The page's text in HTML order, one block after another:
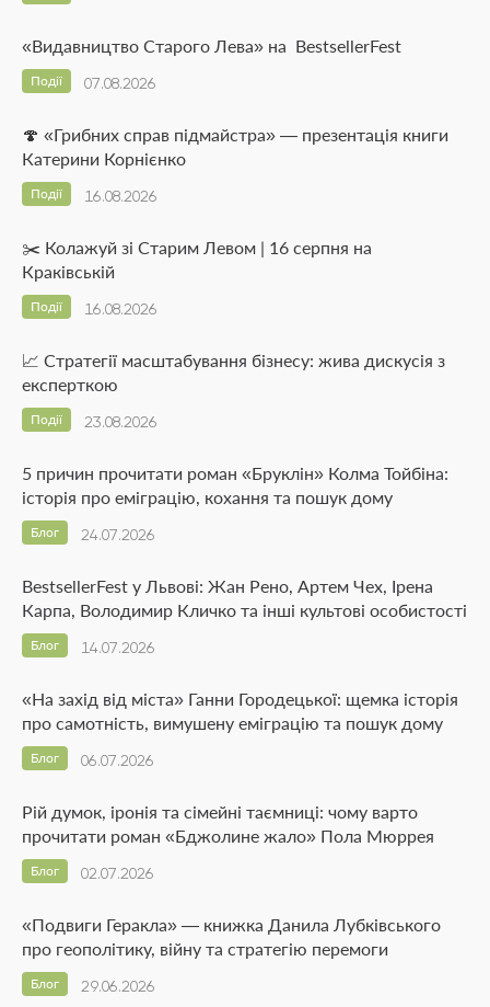
«Видавництво Старого Лева» на BestsellerFest
07.08.2026
Події
🍄 «Грибних справ підмайстра» — презентація книги
Катерини Корнієнко
16.08.2026
Події
✂️ Колажуй зі Старим Левом | 16 серпня на
Краківській
16.08.2026
Події
📈 Стратегії масштабування бізнесу: жива дискусія з
експерткою
23.08.2026
Події
5 причин прочитати роман «Бруклін» Колма Тойбіна:
історія про еміграцію, кохання та пошук дому
24.07.2026
Блог
BestsellerFest у Львові: Жан Рено, Артем Чех, Ірена
Карпа, Володимир Кличко та інші культові особистості
14.07.2026
Блог
«На захід від міста» Ганни Городецької: щемка історія
про самотність, вимушену еміграцію та пошук дому
06.07.2026
Блог
Рій думок, іронія та сімейні таємниці: чому варто
прочитати роман «Бджолине жало» Пола Мюррея
02.07.2026
Блог
«Подвиги Геракла» — книжка Данила Лубківського
про геополітику, війну та стратегію перемоги
29.06.2026
Блог